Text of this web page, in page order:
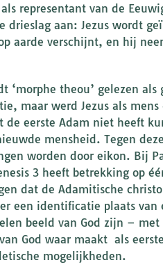
representant van de
drieslag aan: Jezus wordt
aarde verschijnt, en hij
‘morphe theou’ gelezen
maar werd Jezus als
eerste Adam niet heeft
mensheid. Tegen
worden door eikon. Bij
3 heeft betrekking op
dat de Adamitische
een identificatie plaats van
beeld van God zijn –
God waar maakt als
mogelijkheden.